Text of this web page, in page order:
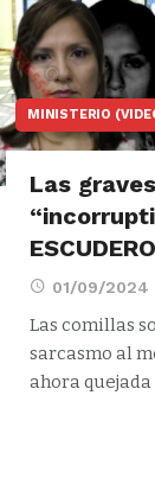
MINISTERIO
Las
ESCUDERO
01/09/2024
Las comillas
sarcasmo al
ahora